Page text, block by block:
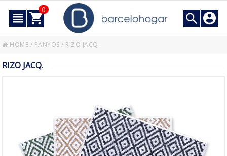
0
HOME / PANYOS / RIZO JACQ.
RIZO JACQ.